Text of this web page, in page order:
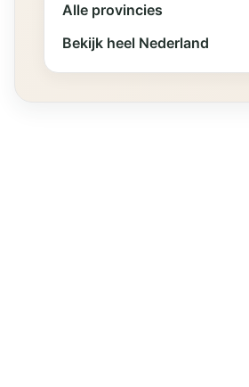
Alle provincies
Bekijk heel Nederland